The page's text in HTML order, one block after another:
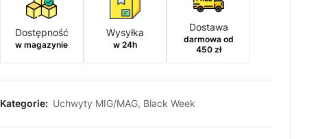
Dostępność
w magazynie
Wysyłka
w 24h
Dostawa
darmowa od
450 zł
Kategorie: Uchwyty MIG/MAG, Black Week